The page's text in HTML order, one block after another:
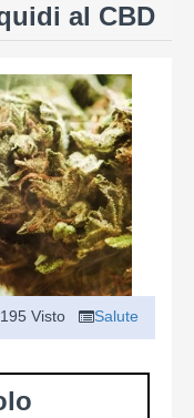
al CBD
Visto Salute